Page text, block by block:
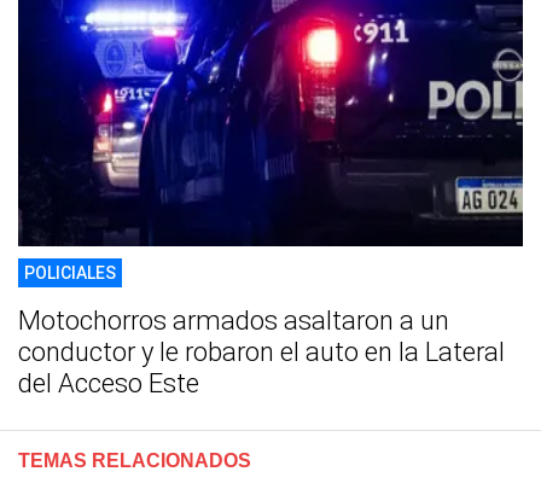
POLICIALES
Motochorros armados asaltaron a un
conductor y le robaron el auto en la Lateral
del Acceso Este
TEMAS RELACIONADOS